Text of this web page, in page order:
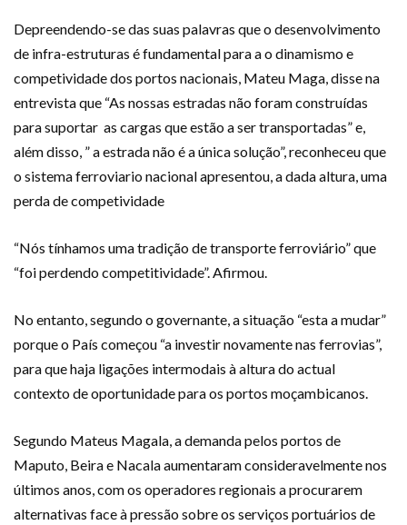
Depreendendo-se das suas palavras que o desenvolvimento
de infra-estruturas é fundamental para a o dinamismo e
competividade dos portos nacionais, Mateu Maga, disse na
entrevista que “As nossas estradas não foram construídas
para suportar as cargas que estão a ser transportadas” e,
além disso, ” a estrada não é a única solução”, reconheceu que
o sistema ferroviario nacional apresentou, a dada altura, uma
perda de competividade
“Nós tínhamos uma tradição de transporte ferroviário” que
“foi perdendo competitividade”. Afirmou.
No entanto, segundo o governante, a situação “esta a mudar”
porque o País começou “a investir novamente nas ferrovias”,
para que haja ligações intermodais à altura do actual
contexto de oportunidade para os portos moçambicanos.
Segundo Mateus Magala, a demanda pelos portos de
Maputo, Beira e Nacala aumentaram consideravelmente nos
últimos anos, com os operadores regionais a procurarem
alternativas face à pressão sobre os serviços portuários de